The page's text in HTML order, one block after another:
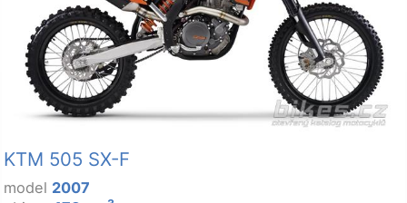
KTM 505 SX-F
model 2007